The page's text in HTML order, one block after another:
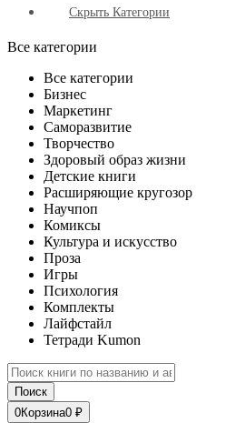
Скрыть Категории
Все категории
Все категории
Бизнес
Маркетинг
Саморазвитие
Творчество
Здоровый образ жизни
Детские книги
Расширяющие кругозор
Научпоп
Комиксы
Культура и искусство
Проза
Игры
Психология
Комплекты
Лайфстайл
Тетради Kumon
Поиск
0Корзина0 ₽